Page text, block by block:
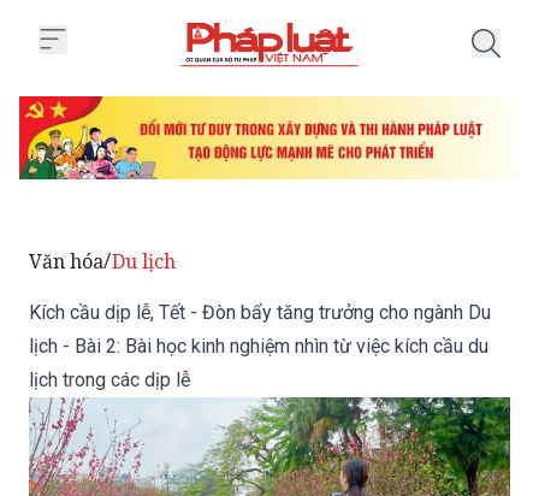
Văn hóa/Du lịch
Kích cầu dịp lễ, Tết - Đòn bẩy tăng trưởng cho ngành Du
lịch - Bài 2: Bài học kinh nghiệm nhìn từ việc kích cầu du
lịch trong các dịp lễ